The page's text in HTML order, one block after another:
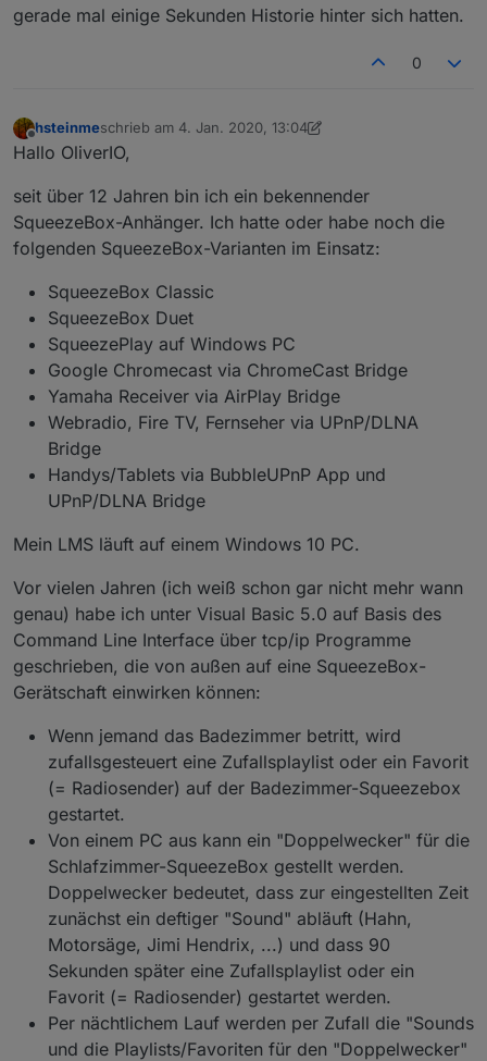
gerade mal einige Sekunden Historie hinter sich hatten.
0
Offline
hsteinmeschrieb am 4. Jan. 2020, 13:04
zuletzt editiert von hsteinme1. Apr. 2020, 15:03
Hallo OliverIO,
seit über 12 Jahren bin ich ein bekennender
SqueezeBox-Anhänger. Ich hatte oder habe noch die
folgenden SqueezeBox-Varianten im Einsatz:
SqueezeBox Classic
SqueezeBox Duet
SqueezePlay auf Windows PC
Google Chromecast via ChromeCast Bridge
Yamaha Receiver via AirPlay Bridge
Webradio, Fire TV, Fernseher via UPnP/DLNA
Bridge
Handys/Tablets via BubbleUPnP App und
UPnP/DLNA Bridge
Mein LMS läuft auf einem Windows 10 PC.
Vor vielen Jahren (ich weiß schon gar nicht mehr wann
genau) habe ich unter Visual Basic 5.0 auf Basis des
Command Line Interface über tcp/ip Programme
geschrieben, die von außen auf eine SqueezeBox-
Gerätschaft einwirken können:
Wenn jemand das Badezimmer betritt, wird
zufallsgesteuert eine Zufallsplaylist oder ein Favorit
(= Radiosender) auf der Badezimmer-Squeezebox
gestartet.
Von einem PC aus kann ein "Doppelwecker" für die
Schlafzimmer-SqueezeBox gestellt werden.
Doppelwecker bedeutet, dass zur eingestellten Zeit
zunächst ein deftiger "Sound" abläuft (Hahn,
Motorsäge, Jimi Hendrix, ...) und dass 90
Sekunden später eine Zufallsplaylist oder ein
Favorit (= Radiosender) gestartet werden.
Per nächtlichem Lauf werden per Zufall die "Sounds
und die Playlists/Favoriten für den "Doppelwecker"